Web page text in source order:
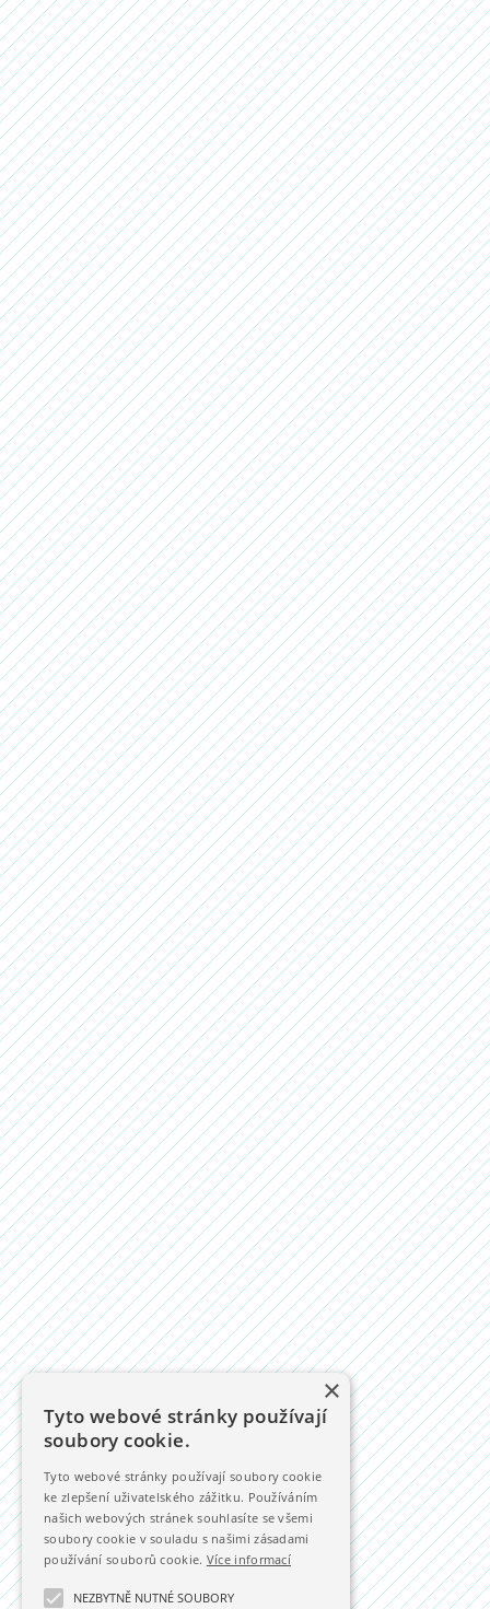
×
Tyto webové stránky používají
soubory cookie.
Tyto webové stránky používají soubory cookie
ke zlepšení uživatelského zážitku. Používáním
našich webových stránek souhlasíte se všemi
soubory cookie v souladu s našimi zásadami
používání souborů cookie. Více informací
NEZBYTNĚ NUTNÉ SOUBORY